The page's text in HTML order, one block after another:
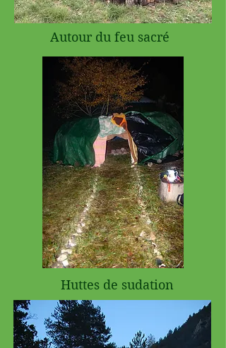
Autour du feu sacré
Huttes de sudation